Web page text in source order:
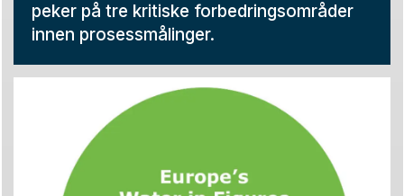
peker på tre kritiske forbedringsområder
innen prosessmålinger.